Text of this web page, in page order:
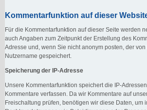
Kommentarfunktion auf dieser
Für die Kommentarfunktion auf dieser Seite werden
auch Angaben zum Zeitpunkt der Erstellung des
Adresse und, wenn Sie nicht anonym posten, der
Nutzername gespeichert.
Speicherung der IP-Adresse
Unsere Kommentarfunktion speichert die IP-
Kommentare verfassen. Da wir Kommentare auf
Freischaltung prüfen, benötigen wir diese Daten, um